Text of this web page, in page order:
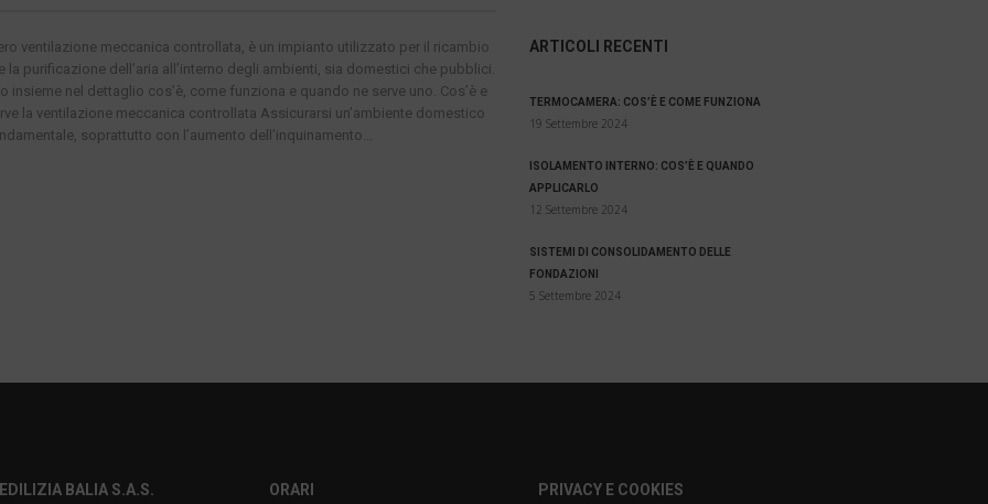
ventilazione meccanica controllata, è un impianto utilizzato per il ricambio
la purificazione dell’aria all’interno degli ambienti, sia domestici che pubblici.
insieme nel dettaglio cos’è, come funziona e quando ne serve uno. Cos’è e
la ventilazione meccanica controllata Assicurarsi un’ambiente domestico
soprattutto con l’aumento dell’inquinamento...
ARTICOLI RECENTI
TERMOCAMERA: COS’È E COME FUNZIONA
19 Settembre 2024
ISOLAMENTO INTERNO: COS’È E QUANDO
APPLICARLO
12 Settembre 2024
SISTEMI DI CONSOLIDAMENTO DELLE
FONDAZIONI
5 Settembre 2024
EDILIZIA BALIA S.A.S. ORARI PRIVACY E COOKIES